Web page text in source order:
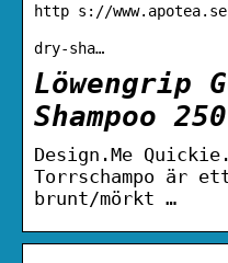
http s://
dry-sha…
Löwengrip
Shampoo
Design.Me
Torrschampo är
brunt/mörkt …